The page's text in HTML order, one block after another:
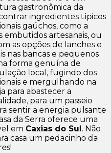
gastronômica da
ingredientes típicos
gaúchos, como a
embutidos artesanais, ou
as opções de lanches e
nas bancas e pequenos
forma genuína de
local, fugindo dos
e mergulhando na
para abastecer a
para um passeio
sentir a energia pulsante
da Serra oferece uma
em Caxias do Sul . Não
casa um pedacinho da